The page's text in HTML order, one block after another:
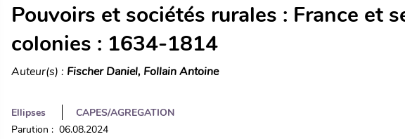
Pouvoirs et sociétés rurales : France et
colonies : 1634-1814
Auteur(s) : Fischer Daniel, Follain Antoine
Ellipses
CAPES/AGREGATION
Parution : 06.08.2024